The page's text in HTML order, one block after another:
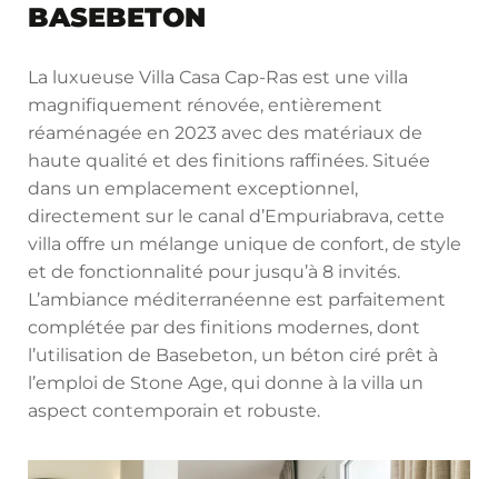
BASEBETON
La luxueuse Villa Casa Cap-Ras est une villa
magnifiquement rénovée, entièrement
réaménagée en 2023 avec des matériaux de
haute qualité et des finitions raffinées. Située
dans un emplacement exceptionnel,
directement sur le canal d’Empuriabrava, cette
villa offre un mélange unique de confort, de style
et de fonctionnalité pour jusqu’à 8 invités.
L’ambiance méditerranéenne est parfaitement
complétée par des finitions modernes, dont
l’utilisation de Basebeton, un béton ciré prêt à
l’emploi de Stone Age, qui donne à la villa un
aspect contemporain et robuste.